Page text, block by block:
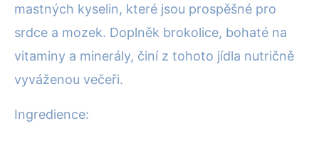
mastných kyselin, které jsou prospěšné pro
srdce a mozek. Doplněk brokolice, bohaté na
vitaminy a minerály, činí z tohoto jídla nutričně
vyváženou večeři.
Ingredience: